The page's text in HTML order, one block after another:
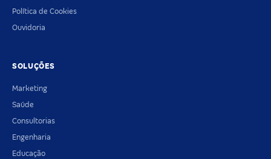
Política de Cookies
Ouvidoria
SOLUÇÕES
Marketing
Saúde
Consultorias
Engenharia
Educação